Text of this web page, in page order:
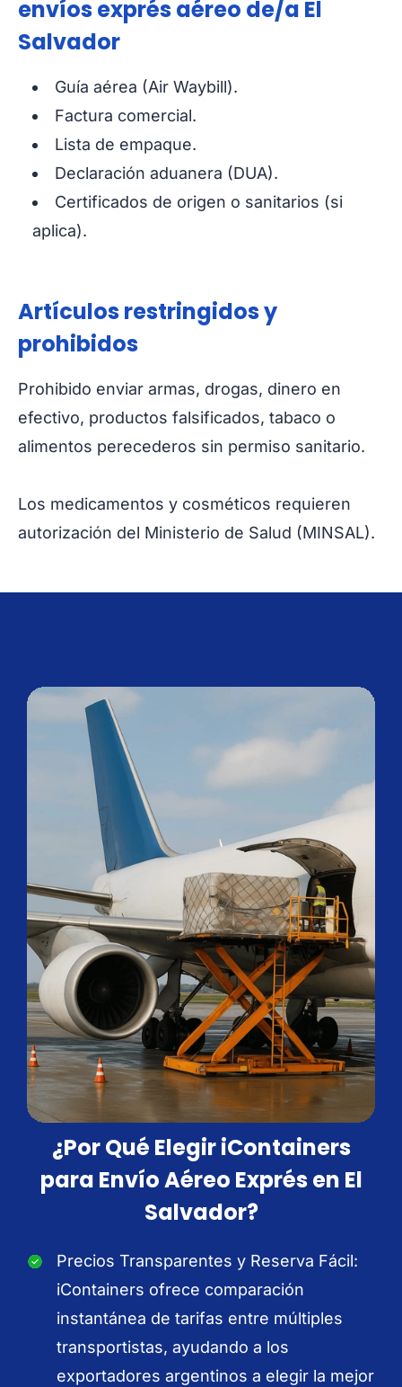
envíos exprés aéreo de/a El
Salvador
Guía aérea (Air Waybill).
Factura comercial.
Lista de empaque.
Declaración aduanera (DUA).
Certificados de origen o sanitarios (si
aplica).
Artículos restringidos y
prohibidos
Prohibido enviar armas, drogas, dinero en
efectivo, productos falsificados, tabaco o
alimentos perecederos sin permiso sanitario.
Los medicamentos y cosméticos requieren
autorización del Ministerio de Salud (MINSAL).
¿Por Qué Elegir iContainers
para Envío Aéreo Exprés en El
Salvador?
Precios Transparentes y Reserva Fácil:
iContainers ofrece comparación
instantánea de tarifas entre múltiples
transportistas, ayudando a los
exportadores argentinos a elegir la mejor